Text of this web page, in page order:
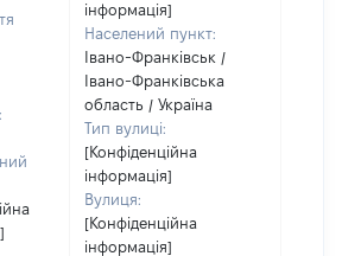
інформація]
Населений пункт:
Івано-Франківськ /
Івано-Франківська
область / Україна
Тип вулиці:
[Конфіденційна
інформація]
Вулиця:
[Конфіденційна
інформація]